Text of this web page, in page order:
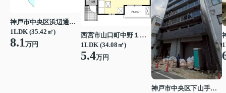
神戸市中央区浜辺通３丁目
1LDK (35.42㎡)
8.1万円
西宮市山口町中野１丁目
1LDK (34.08㎡)
5.4万円
神戸市中央区下山手通７丁目